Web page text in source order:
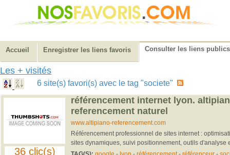
Accueil Enregistrer les liens favoris Consulter les liens publics
Les + visités
6 site(s) favori(s) avec le tag "societe"
36 clic(s)
référencement internet lyon.
referencement naturel
www.altipiano-referencement.com
Référencement professionnel de sites internet :
sites dynamiques, suivi positionnement, outils d'analyse